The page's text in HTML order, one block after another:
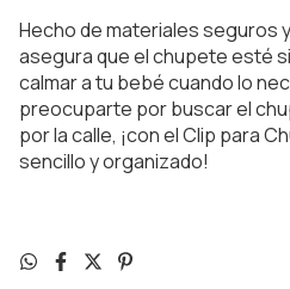
Hecho de materiales seguros
asegura que el chupete esté
calmar a tu bebé cuando lo
preocuparte por buscar el
por la calle, ¡con el Clip para
sencillo y organizado!